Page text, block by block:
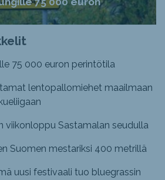
75 000 euron perintötila
lentopallomiehet maailmaan
viikonloppu Sastamalan seudulla
Suomen mestariksi 400 metrillä
uusi festivaali tuo bluegrassin